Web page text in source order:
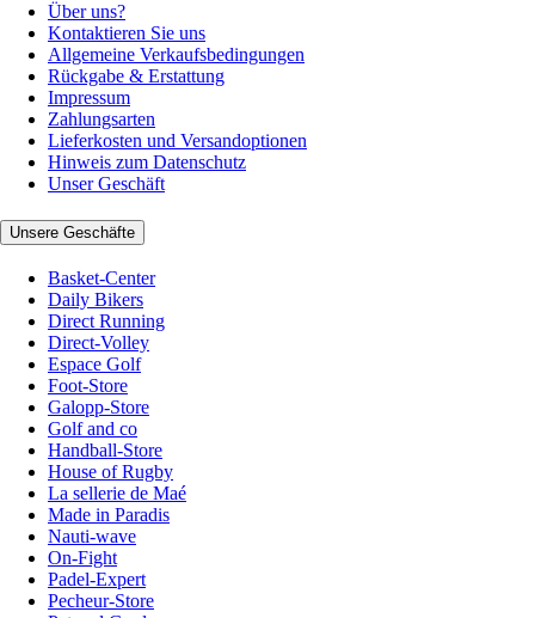
Über uns?
Kontaktieren Sie uns
Allgemeine Verkaufsbedingungen
Rückgabe & Erstattung
Impressum
Zahlungsarten
Lieferkosten und Versandoptionen
Hinweis zum Datenschutz
Unser Geschäft
Unsere Geschäfte
Basket-Center
Daily Bikers
Direct Running
Direct-Volley
Espace Golf
Foot-Store
Galopp-Store
Golf and co
Handball-Store
House of Rugby
La sellerie de Maé
Made in Paradis
Nauti-wave
On-Fight
Padel-Expert
Pecheur-Store